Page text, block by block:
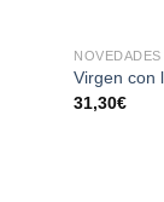
Virgen con
31,30€